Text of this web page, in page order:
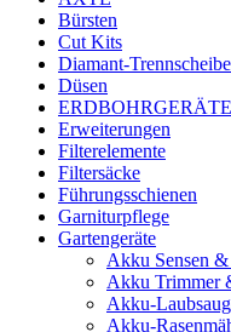
Bürsten
Cut Kits
Diamant-
Düsen
ERDBOHRGERÄTE
Erweiterungen
Filterelemente
Filtersäcke
Führungsschienen
Garniturpflege
Gartengeräte
Akku Sensen
Akku Trimmer
Akku-
Akku-